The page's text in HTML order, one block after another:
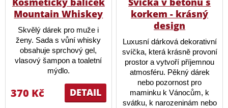
Mountain Whiskey
Skvělý dárek pro muže i
ženy. Sada s vůní whisky
obsahuje sprchový gel,
vlasový šampon a toaletní
mýdlo.
DETAIL
370 Kč
korkem - krásný
design
Luxusní dárková dekorativní
svíčka, která krásně provoní
prostor a vytvoří příjemnou
atmosféru. Pěkný dárek
nebo pozornost pro
maminku k Vánocům, k
svátku, k narozeninám nebo